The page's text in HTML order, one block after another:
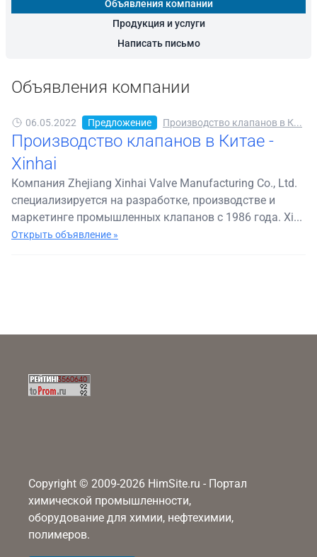
Объявления компании
Продукция и услуги
Написать письмо
Объявления компании
06.05.2022 Предложение Производство клапанов в К...
Производство клапанов в Китае -
Xinhai
Компания Zhejiang Xinhai Valve Manufacturing Co., Ltd.
специализируется на разработке, производстве и
маркетинге промышленных клапанов с 1986 года. Xi...
Открыть объявление »
Copyright © 2009-2026 HimSite.ru - Портал
химической промышленности,
оборудование для химии, нефтехимии,
полимеров.